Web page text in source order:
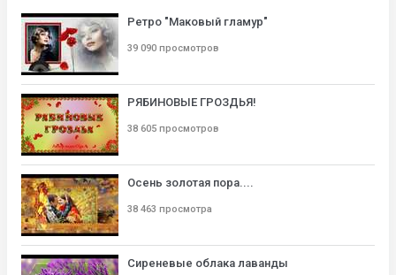
Ретро "Маковый гламур"
39 090 просмотров
РЯБИНОВЫЕ ГРОЗДЬЯ!
38 605 просмотров
Осень золотая пора....
38 463 просмотра
Сиреневые облака лаванды